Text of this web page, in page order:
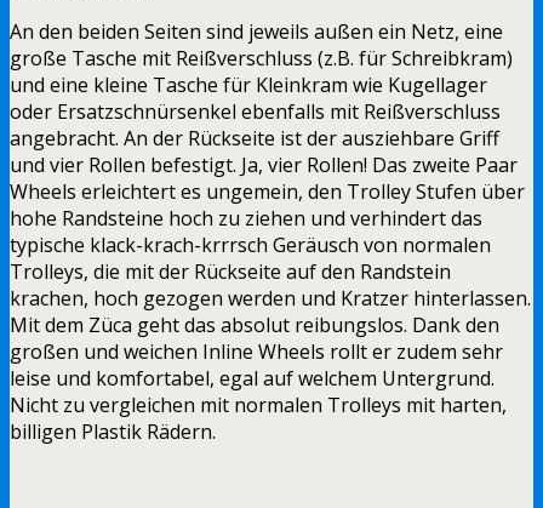
An den beiden Seiten sind jeweils außen ein Netz, eine
große Tasche mit Reißverschluss (z.B. für Schreibkram)
und eine kleine Tasche für Kleinkram wie Kugellager
oder Ersatzschnürsenkel ebenfalls mit Reißverschluss
angebracht. An der Rückseite ist der ausziehbare Griff
und vier Rollen befestigt. Ja, vier Rollen! Das zweite Paar
Wheels erleichtert es ungemein, den Trolley Stufen über
hohe Randsteine hoch zu ziehen und verhindert das
typische klack-krach-krrrsch Geräusch von normalen
Trolleys, die mit der Rückseite auf den Randstein
krachen, hoch gezogen werden und Kratzer hinterlassen.
Mit dem Züca geht das absolut reibungslos. Dank den
großen und weichen Inline Wheels rollt er zudem sehr
leise und komfortabel, egal auf welchem Untergrund.
Nicht zu vergleichen mit normalen Trolleys mit harten,
billigen Plastik Rädern.